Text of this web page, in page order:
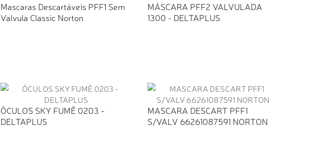
Mascaras Descartáveis PFF1 Sem
Valvula Classic Norton
MÁSCARA PFF2 VALVULADA
1300 - DELTAPLUS
ÔCULOS SKY FUMÊ 0203 -
DELTAPLUS
MASCARA DESCART PFF1
S/VALV 66261087591 NORTON